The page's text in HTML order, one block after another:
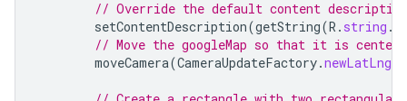
// Override the default content
setContentDescription(getString(R . string .
// Move the googleMap so that it is
moveCamera(CameraUpdateFactory.